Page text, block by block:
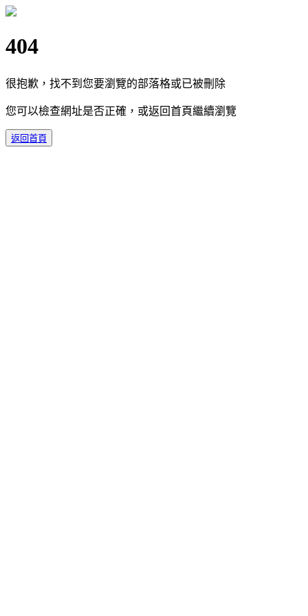
404
很抱歉，找不到您要瀏覽的部落格或已被刪除
您可以檢查網址是否正確，或返回首頁繼續瀏覽
返回首頁